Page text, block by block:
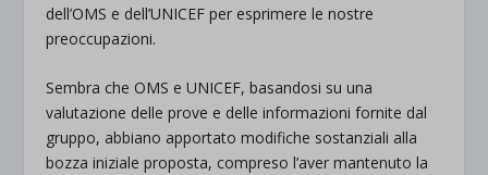
dell’OMS e dell’UNICEF per esprimere le nostre
preoccupazioni.
Sembra che OMS e UNICEF, basandosi su una
valutazione delle prove e delle informazioni fornite dal
gruppo, abbiano apportato modifiche sostanziali alla
bozza iniziale proposta, compreso l’aver mantenuto la